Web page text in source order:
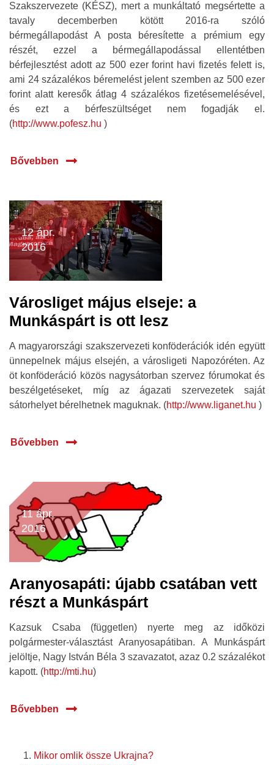
Szakszervezete (KÉSZ), mert a munkáltató megsértette a
tavaly decemberben kötött 2016-ra szóló
bérmegállapodást A posta béresítette a prémium egy
részét, ezzel a bérmegállapodással ellentétben
bérfejlesztést adott az 500 ezer forint havi fizetés felett is,
ami 24 százalékos béremelést jelent szemben az 500 ezer
forint alatt keresők átlag 4 százalékos fizetésemelésével,
és ezt a bérfeszültséget nem fogadják el.
(http://www.pofesz.hu )
Bővebben
12 ápr.
2016
Városliget május elseje: a
Munkáspárt is ott lesz
A magyarországi szakszervezeti konföderációk idén együtt
ünnepelnek május elsején, a városligeti Napozóréten. Az
öt konföderáció közös nagysátorban szervez fórumokat és
beszélgetéseket, míg az ágazati szervezetek saját
sátorhelyet bérelhetnek maguknak. (http://www.liganet.hu )
Bővebben
11 ápr.
2016
Aranyosapáti: újabb csatában vett
részt a Munkáspárt
Kazsuk Csaba (független) nyerte meg az időközi
polgármester-választást Aranyosapátiban. A Munkáspárt
jelöltje, Nagy István Béla 3 szavazatot, azaz 0.2 százalékot
kapott. (http://mti.hu)
Bővebben
Mikor omlik össze Ukrajna?